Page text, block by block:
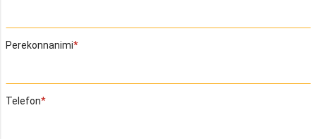
Perekonnanimi
Telefon